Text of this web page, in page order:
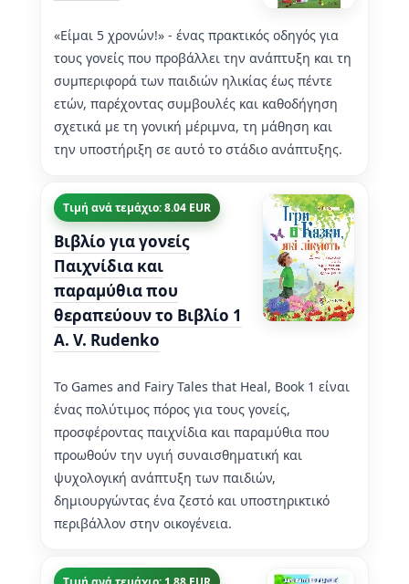
«Είμαι 5 χρονών!» - ένας πρακτικός οδηγός για
τους γονείς που προβάλλει την ανάπτυξη και τη
συμπεριφορά των παιδιών ηλικίας έως πέντε
ετών, παρέχοντας συμβουλές και καθοδήγηση
σχετικά με τη γονική μέριμνα, τη μάθηση και
την υποστήριξη σε αυτό το στάδιο ανάπτυξης.
Τιμή ανά τεμάχιο: 8.04 EUR
Βιβλίο για γονείς
Παιχνίδια και
παραμύθια που
θεραπεύουν το Βιβλίο 1
A. V. Rudenko
Το Games and Fairy Tales that Heal, Book 1 είναι
ένας πολύτιμος πόρος για τους γονείς,
προσφέροντας παιχνίδια και παραμύθια που
προωθούν την υγιή συναισθηματική και
ψυχολογική ανάπτυξη των παιδιών,
δημιουργώντας ένα ζεστό και υποστηρικτικό
περιβάλλον στην οικογένεια.